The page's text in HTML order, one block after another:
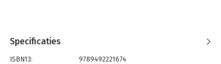
Specificaties
ISBN13:
9789492221674